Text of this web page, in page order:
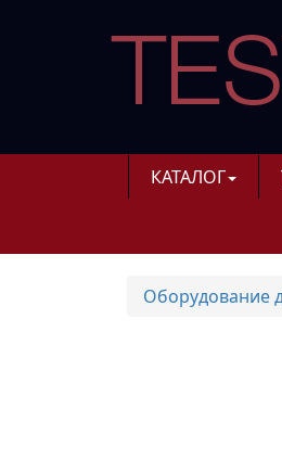
КАТАЛОГ
Оборудование